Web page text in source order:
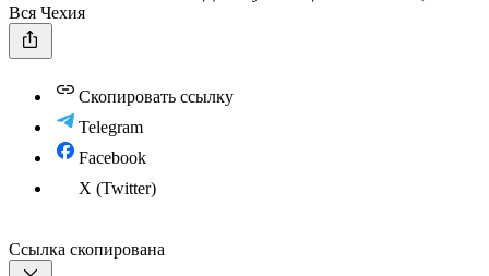
Вся Чехия
Скопировать ссылку
Telegram
Facebook
X (Twitter)
Ссылка скопирована